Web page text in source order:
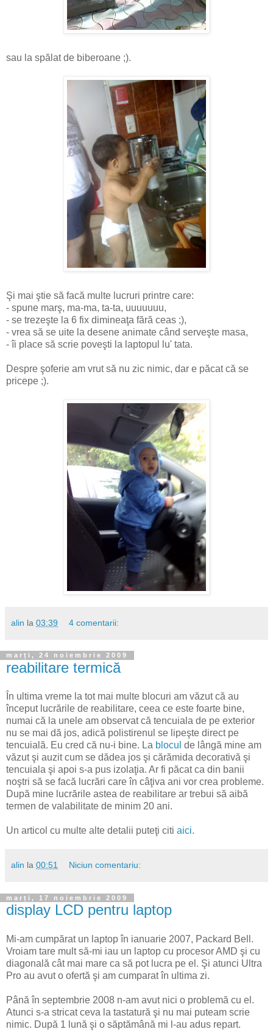
sau la spălat de biberoane ;).
Şi mai ştie să facă multe lucruri printre care:
- spune marş, ma-ma, ta-ta, uuuuuuu,
- se trezeşte la 6 fix dimineaţa fără ceas ;),
- vrea să se uite la desene animate când serveşte masa,
- îi place să scrie poveşti la laptopul lu' tata.
Despre şoferie am vrut să nu zic nimic, dar e păcat că se
pricepe ;).
alin la 03:39 4 comentarii:
marți, 24 noiembrie 2009
reabilitare termică
În ultima vreme la tot mai multe blocuri am văzut că au
început lucrările de reabilitare, ceea ce este foarte bine,
numai că la unele am observat că tencuiala de pe exterior
nu se mai dă jos, adică polistirenul se lipeşte direct pe
tencuială. Eu cred că nu-i bine. La blocul de lângă mine am
văzut şi auzit cum se dădea jos şi cărămida decorativă şi
tencuiala şi apoi s-a pus izolaţia. Ar fi păcat ca din banii
noştri să se facă lucrări care în câţiva ani vor crea probleme.
După mine lucrările astea de reabilitare ar trebui să aibă
termen de valabilitate de minim 20 ani.
Un articol cu multe alte detalii puteţi citi aici.
alin la 00:51 Niciun comentariu:
marți, 17 noiembrie 2009
display LCD pentru laptop
Mi-am cumpărat un laptop în ianuarie 2007, Packard Bell.
Vroiam tare mult să-mi iau un laptop cu procesor AMD şi cu
diagonală cât mai mare ca să pot lucra pe el. Şi atunci Ultra
Pro au avut o ofertă şi am cumparat în ultima zi.
Până în septembrie 2008 n-am avut nici o problemă cu el.
Atunci s-a stricat ceva la tastatură şi nu mai puteam scrie
nimic. După 1 lună şi o săptămână mi l-au adus repart.